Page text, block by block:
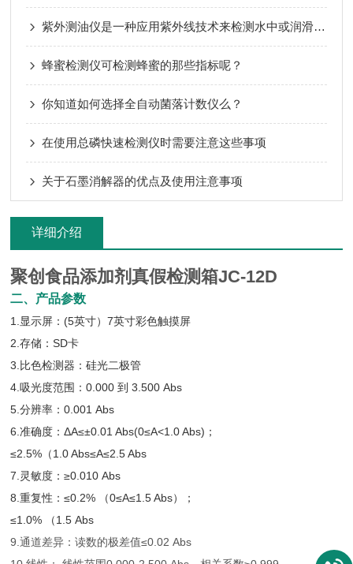
紫外测油仪是一种应用紫外线技术来检测水中或润滑油中异物含量的仪器
蜂蜜检测仪可检测蜂蜜的那些指标呢？
你知道如何选择全自动菌落计数仪么？
在使用总磷快速检测仪时需要注意这些事项
关于石墨消解器的优点及使用注意事项
详细介绍
聚创食品添加剂真假检测箱JC-12D
二、产品参数
1.显示屏：(5英寸）7英寸彩色触摸屏
2.存储：SD卡
3.比色检测器：硅光二极管
4.吸光度范围：0.000 到 3.500 Abs
5.分辨率：0.001 Abs
6.准确度：ΔA≤±0.01 Abs(0≤A<1.0 Abs)；
≤2.5%（1.0 Abs≤A≤2.5 Abs
7.灵敏度：≥0.010 Abs
8.重复性：≤0.2% （0≤A≤1.5 Abs）；
≤1.0% （1.5 Abs
9.通道差异：读数的极差值≤0.02 Abs